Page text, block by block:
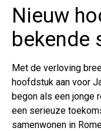
Nieuw
bekende
Met de verloving
hoofdstuk aan voor
begon als een jonge
een serieuze
samenwonen in